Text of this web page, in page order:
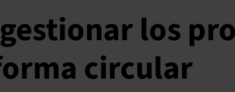
los
circular